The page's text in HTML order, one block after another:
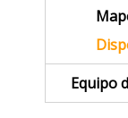
Equipo